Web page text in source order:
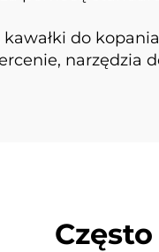
do
narzędzia